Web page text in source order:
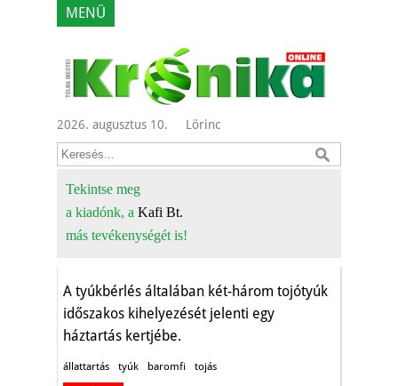
MENÜ
2026. augusztus 10. Lörinc
Tekintse meg
a kiadónk, a Kafi Bt.
más tevékenységét is!
Béreljünk tyúkot!
A tyúkbérlés általában két-három tojótyúk
időszakos kihelyezését jelenti egy
háztartás kertjébe.
állattartás tyúk baromfi tojás